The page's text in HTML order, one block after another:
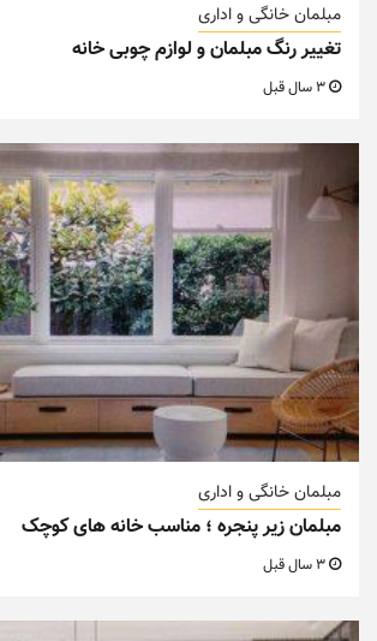
مبلمان خانگی و اداری
تغییر رنگ مبلمان و لوازم چوبی خانه
مبلمان خانگی و اداری
مبلمان زیر پنجره ؛ مناسب خانه های کوچک